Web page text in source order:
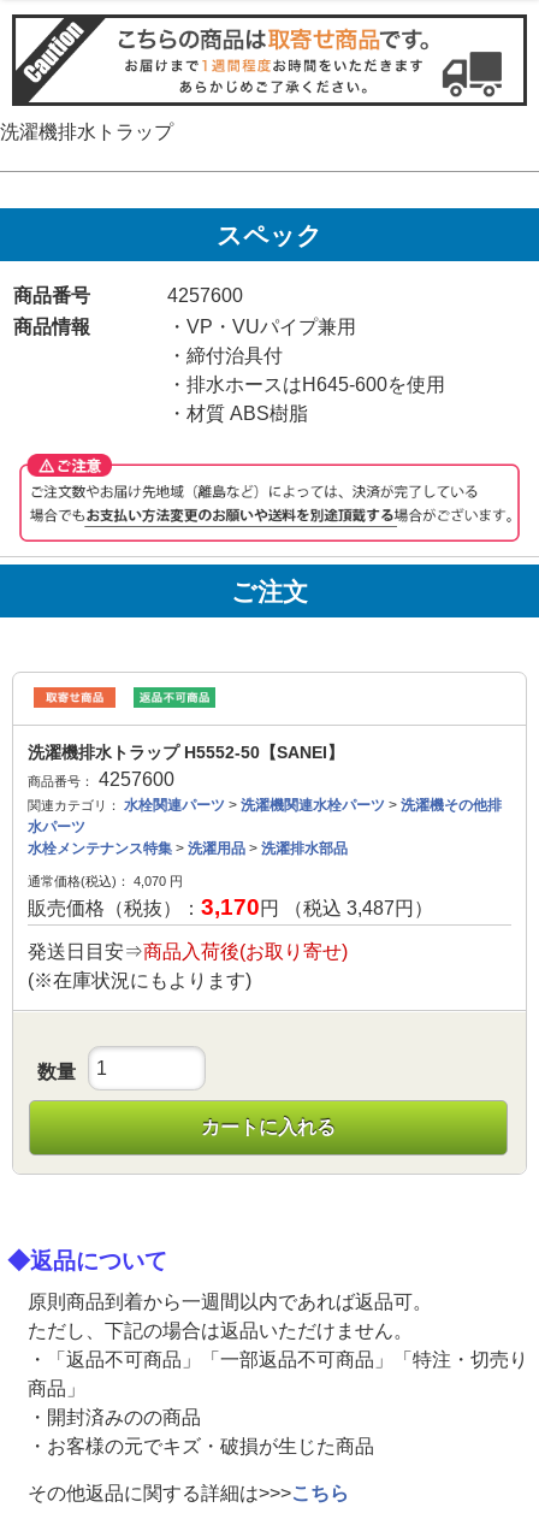
洗濯機排水トラップ
スペック
商品番号
4257600
商品情報
・VP・VUパイプ兼用
・締付治具付
・排水ホースはH645-600を使用
・材質 ABS樹脂
ご注文
洗濯機排水トラップ H5552-50【SANEI】
商品番号： 4257600
関連カテゴリ： 水栓関連パーツ > 洗濯機関連水栓パーツ > 洗濯機その他排
水パーツ
水栓メンテナンス特集 > 洗濯用品 > 洗濯排水部品
通常価格(税込)： 4,070 円
販売価格（税抜）： 3,170円 （税込 3,487円）
発送日目安⇒商品入荷後(お取り寄せ)
(※在庫状況にもよります)
数量
カートに入れる
◆返品について
原則商品到着から一週間以内であれば返品可。
ただし、下記の場合は返品いただけません。
・「返品不可商品」「一部返品不可商品」「特注・切売り
商品」
・開封済みのの商品
・お客様の元でキズ・破損が生じた商品
その他返品に関する詳細は>>>こちら